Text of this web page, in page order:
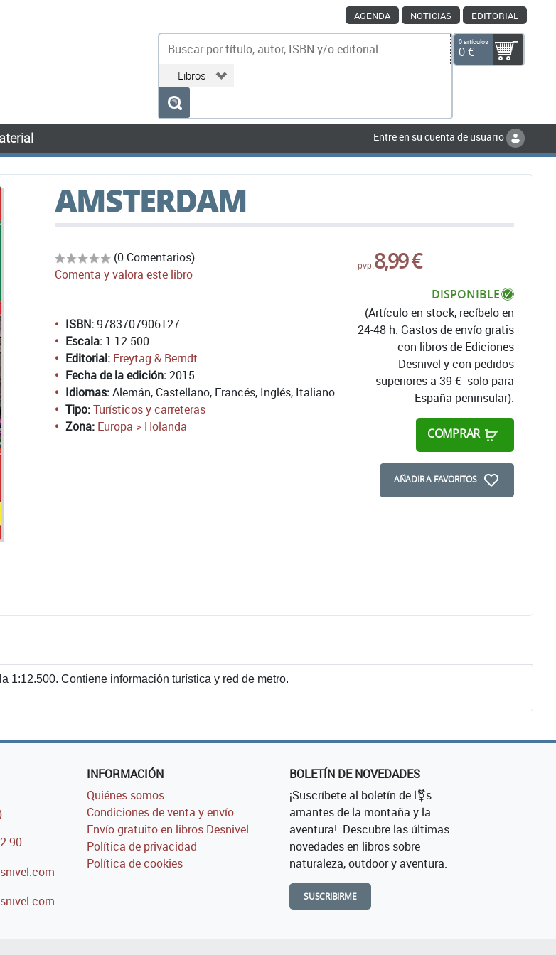
AGENDA NOTICIAS EDITORIAL
0 artículos
0 €
Entre en su cuenta de usuario
AMSTERDAM
(0 Comentarios)
Comenta y valora este libro
pvp.8,99 €
DISPONIBLE
(Artículo en stock, recíbelo en
24-48 h. Gastos de envío gratis
con libros de Ediciones
Desnivel y con pedidos
superiores a 39 € -solo para
España peninsular).
COMPRAR
AÑADIR A FAVORITOS
ISBN:9783707906127
Escala: 1:12 500
Editorial: Freytag & Berndt
Fecha de la edición:2015
Idiomas:Alemán, Castellano, Francés, Inglés, Italiano
Tipo:Turísticos y carreteras
Zona: Europa > Holanda
1:12.500. Contiene información turística y red de metro.
90
INFORMACIÓN
Quiénes somos
Condiciones de venta y envío
Envío gratuito en libros Desnivel
Política de privacidad
Política de cookies
BOLETÍN DE NOVEDADES
¡Suscríbete al boletín de l⚧s
amantes de la montaña y la
aventura!. Descubre las últimas
novedades en libros sobre
naturaleza, outdoor y aventura.
SUSCRIBIRME